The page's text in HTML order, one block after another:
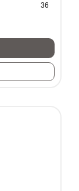
36